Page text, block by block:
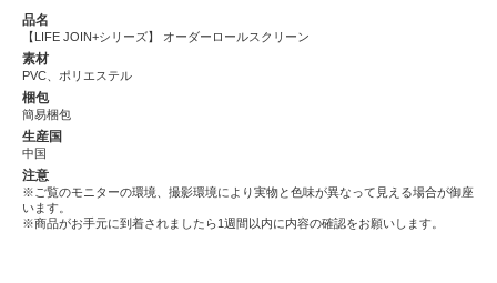
品名
【LIFE JOIN+シリーズ】 オーダーロールスクリーン
素材
PVC、ポリエステル
梱包
簡易梱包
生産国
中国
注意
※ご覧のモニターの環境、撮影環境により実物と色味が異なって見える場合が御座
います。
※商品がお手元に到着されましたら1週間以内に内容の確認をお願いします。